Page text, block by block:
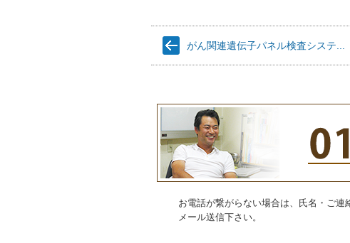
がん関連遺伝子パネル検査システ...
お電話が繋がらない場合は、氏名・ご
メール送信下さい。